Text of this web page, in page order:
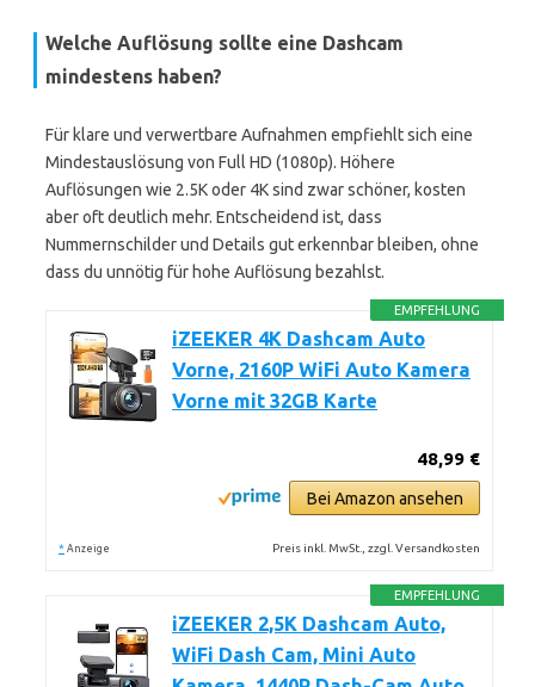
Welche Auflösung sollte eine Dashcam
mindestens haben?
Für klare und verwertbare Aufnahmen empfiehlt sich eine
Mindestauslösung von Full HD (1080p). Höhere
Auflösungen wie 2.5K oder 4K sind zwar schöner, kosten
aber oft deutlich mehr. Entscheidend ist, dass
Nummernschilder und Details gut erkennbar bleiben, ohne
dass du unnötig für hohe Auflösung bezahlst.
EMPFEHLUNG
iZEEKER 4K Dashcam Auto
Vorne, 2160P WiFi Auto Kamera
Vorne mit 32GB Karte
48,99 €
Bei Amazon ansehen
* Anzeige Preis inkl. MwSt., zzgl. Versandkosten
EMPFEHLUNG
iZEEKER 2,5K Dashcam Auto,
WiFi Dash Cam, Mini Auto